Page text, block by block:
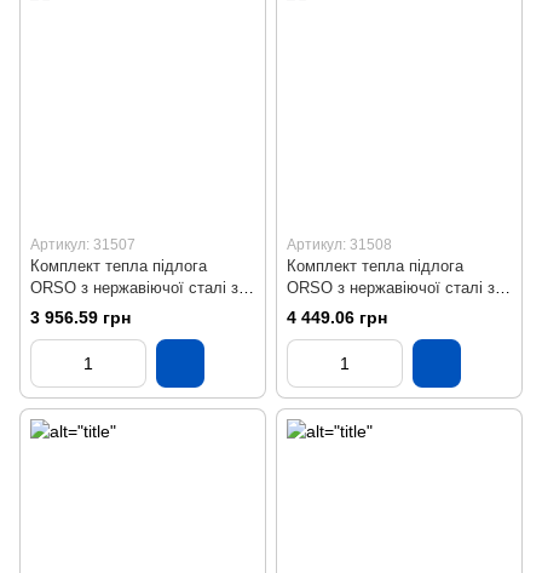
Артикул: 31507
Комплект тепла підлога
ORSO з нержавіючої сталі з
бічним підключенням на 3
3 956.59 грн
Артикул: 31508
Комплект тепла підлога
ORSO з нержавіючої сталі з
боковим підключенням на 4
4 449.06 грн